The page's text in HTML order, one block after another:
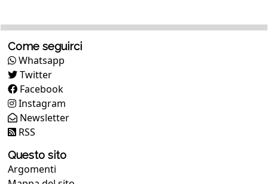
Come seguirci
Whatsapp
Twitter
Facebook
Instagram
Newsletter
RSS
Questo sito
Argomenti